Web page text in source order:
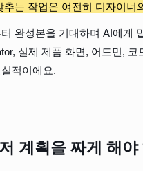
는 작업은 여전히 디자이너
완성본을 기대하며 AI에게
실제 제품 화면, 어드민, 코
적이에요.
계획을 짜게 해야